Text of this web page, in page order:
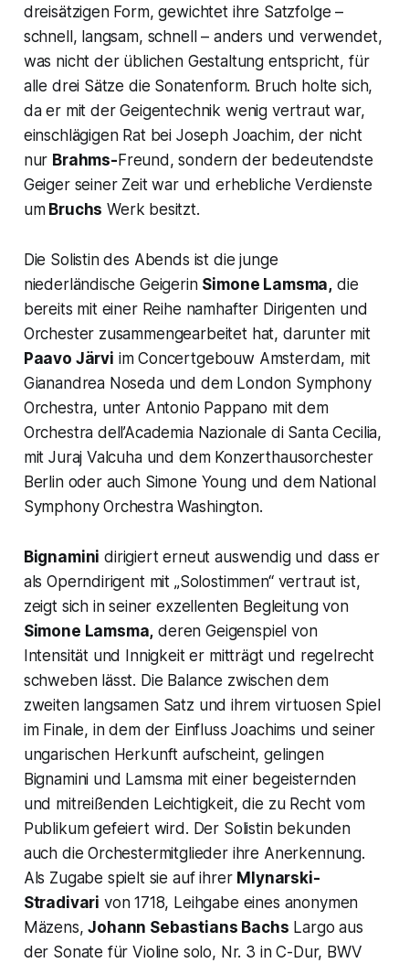
dreisätzigen Form, gewichtet ihre Satzfolge –
schnell, langsam, schnell – anders und verwendet,
was nicht der üblichen Gestaltung entspricht, für
alle drei Sätze die Sonatenform. Bruch holte sich,
da er mit der Geigentechnik wenig vertraut war,
einschlägigen Rat bei Joseph Joachim, der nicht
nur Brahms- Freund, sondern der bedeutendste
Geiger seiner Zeit war und erhebliche Verdienste
umBruchs Werk besitzt.
Die Solistin des Abends ist die junge
niederländische Geigerin Simone Lamsma, die
bereits mit einer Reihe namhafter Dirigenten und
Orchester zusammengearbeitet hat, darunter mit
Paavo Järvi im Concertgebouw Amsterdam, mit
Gianandrea Noseda und dem London Symphony
Orchestra, unter Antonio Pappano mit dem
Orchestra dell’Academia Nazionale di Santa Cecilia,
mit Juraj Valcuha und dem Konzerthausorchester
Berlin oder auch Simone Young und dem National
Symphony Orchestra Washington.
Bignamini dirigiert erneut auswendig und dass er
als Operndirigent mit „Solostimmen“ vertraut ist,
zeigt sich in seiner exzellenten Begleitung von
Simone Lamsma, deren Geigenspiel von
Intensität und Innigkeit er mitträgt und regelrecht
schweben lässt. Die Balance zwischen dem
zweiten langsamen Satz und ihrem virtuosen Spiel
im Finale, in dem der Einfluss Joachims und seiner
ungarischen Herkunft aufscheint, gelingen
Bignamini und Lamsma mit einer begeisternden
und mitreißenden Leichtigkeit, die zu Recht vom
Publikum gefeiert wird. Der Solistin bekunden
auch die Orchestermitglieder ihre Anerkennung.
Als Zugabe spielt sie auf ihrer Mlynarski-
Stradivari von 1718, Leihgabe eines anonymen
Mäzens,Johann Sebastians Bachs Largo aus
der Sonate für Violine solo, Nr. 3 in C-Dur, BWV